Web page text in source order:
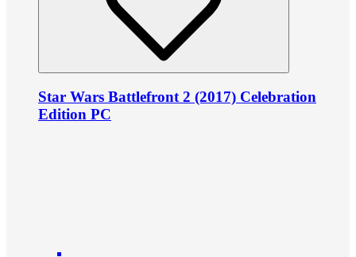
Star Wars Battlefront 2 (2017) Celebration
Edition PC